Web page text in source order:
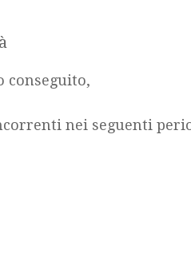
conseguito,
nei seguenti